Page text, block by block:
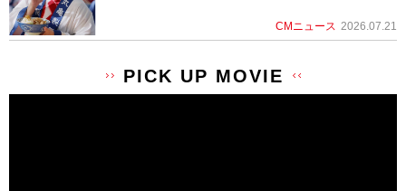
CMニュース 2026.07.21
PICK UP MOVIE